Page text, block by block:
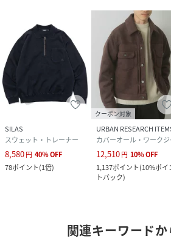
SILAS
スウェット・トレーナー
8,580円 40%OFF
78ポイント(1倍)
クーポン対象
URBAN RESEARCH
カバ
12,510円 10%OFF
1,137ポイント(10%ポイ
トバック)
関連キーワード